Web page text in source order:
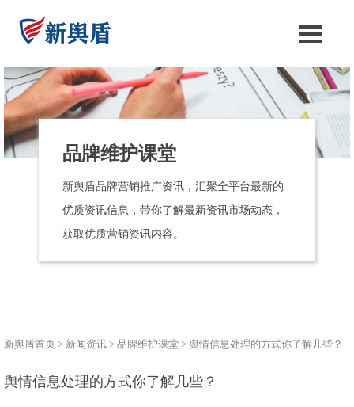
品牌维护课堂
新舆盾品牌营销推广资讯，汇聚全平台最新的
优质资讯信息，带你了解最新资讯市场动态，
获取优质营销资讯内容。
新舆盾首页 > 新闻资讯 > 品牌维护课堂 > 舆情信息处理的方式你了解几些？
舆情信息处理的方式你了解几些？